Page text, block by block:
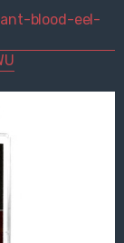
blood-eel-